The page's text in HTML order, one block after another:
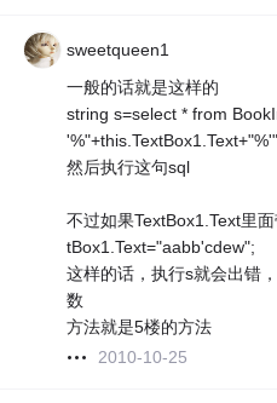
sweetqueen1
一般的话就是这样的
string s=select * from
'%"+this.TextBox1.Text+"%'"
然后执行这句sql
不过如果TextBox1.Text里
tBox1.Text="aabb'cdew";
这样的话，执行s就会出错
数
方法就是5楼的方法
2010-10-25